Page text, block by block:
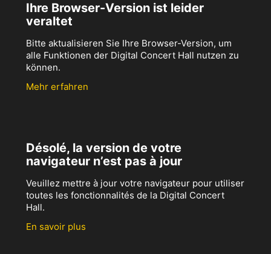
Ihre Browser-Version ist leider
veraltet
Bitte aktualisieren Sie Ihre Browser-Version, um
alle Funktionen der Digital Concert Hall nutzen zu
können.
Mehr erfahren
Désolé, la version de votre
navigateur n’est pas à jour
Veuillez mettre à jour votre navigateur pour utiliser
toutes les fonctionnalités de la Digital Concert
Hall.
En savoir plus